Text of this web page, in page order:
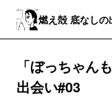
燃え殻 底なしの
「ぼっちゃん
出会い#03